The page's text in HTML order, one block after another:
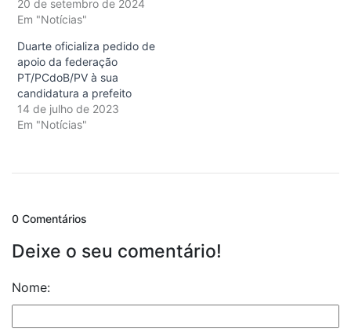
20 de setembro de 2024
Em "Notícias"
Duarte oficializa pedido de
apoio da federação
PT/PCdoB/PV à sua
candidatura a prefeito
14 de julho de 2023
Em "Notícias"
0 Comentários
Deixe o seu comentário!
Nome: